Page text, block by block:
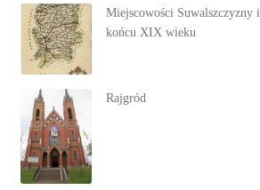
Miejscowości Suwalszczyzny
końcu XIX wieku
Rajgród